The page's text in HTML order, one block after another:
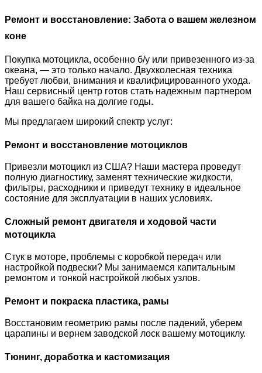
Ремонт и восстановление: Забота о вашем железном
коне
Покупка мотоцикла, особенно б/у или привезенного из-за
океана, — это только начало. Двухколесная техника
требует любви, внимания и квалифицированного ухода.
Наш сервисный центр готов стать надежным партнером
для вашего байка на долгие годы.
Мы предлагаем широкий спектр услуг:
Ремонт и восстановление мотоциклов
Привезли мотоцикл из США? Наши мастера проведут
полную диагностику, заменят технические жидкости,
фильтры, расходники и приведут технику в идеальное
состояние для эксплуатации в наших условиях.
Сложный ремонт двигателя и ходовой части
мотоцикла
Стук в моторе, проблемы с коробкой передач или
настройкой подвески? Мы занимаемся капитальным
ремонтом и тонкой настройкой любых узлов.
Ремонт и покраска пластика, рамы
Восстановим геометрию рамы после падений, уберем
царапины и вернем заводской лоск вашему мотоциклу.
Тюнинг, доработка и кастомизация